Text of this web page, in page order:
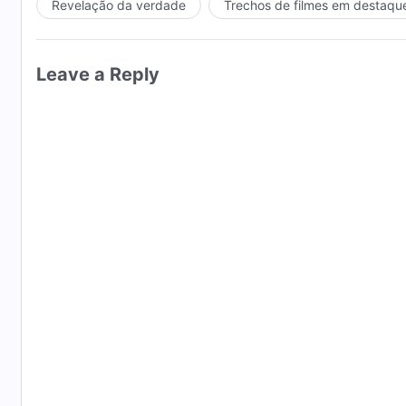
Revelação da verdade Trechos de filmes em
Leave a Reply